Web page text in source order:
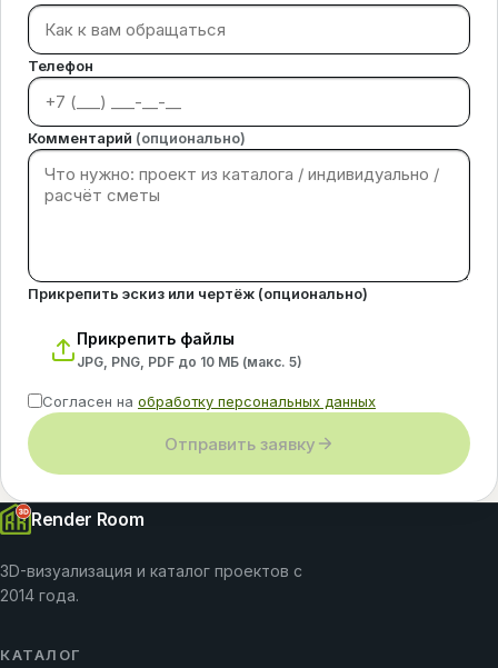
Телефон
Комментарий (опционально)
Прикрепить эскиз или чертёж (опционально)
Прикрепить файлы
JPG, PNG, PDF до 10 МБ (макс. 5)
Согласен на обработку персональных данных
Отправить заявку
Render Room
3D-визуализация и каталог проектов с
2014 года.
КАТАЛОГ